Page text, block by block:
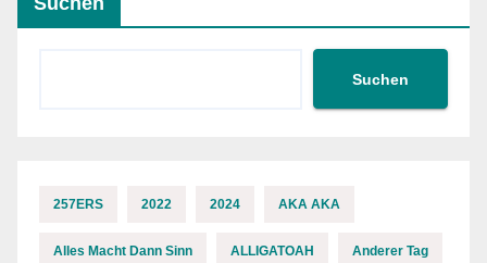
Suchen
257ERS 2022 2024 AKA AKA
Alles Macht Dann Sinn ALLIGATOAH Anderer Tag